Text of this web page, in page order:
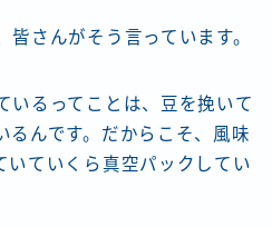
さんがそう言っています。
いるってことは、豆を挽いて
るんです。だからこそ、風味
いていくら真空パックしてい